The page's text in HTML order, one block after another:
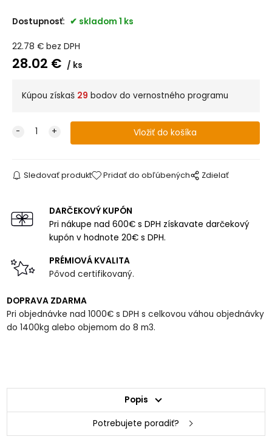
Dostupnosť: skladom 1 ks
22.78 € bez DPH
28.02 € ks
Kúpou získaš 29 bodov do vernostného programu
Sledovať produkt Pridať do obľúbených Zdielať
DARČEKOVÝ KUPÓN
Pri nákupe nad 600€ s DPH získavate darčekový
kupón v hodnote 20€ s DPH.
PRÉMIOVÁ KVALITA
Pôvod certifikovaný.
DOPRAVA ZDARMA
Pri objednávke nad 1000€ s DPH s celkovou váhou objednávky
do 1400kg alebo objemom do 8 m3.
Popis
Potrebujete poradiť?